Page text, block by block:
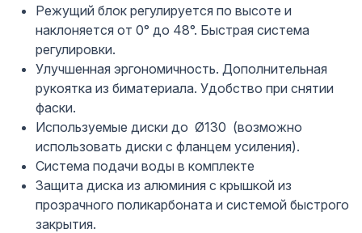
Режущий блок регулируется по высоте и
наклоняется от 0° до 48°. Быстрая система
регулировки.
Улучшенная эргономичность. Дополнительная
рукоятка из биматериала. Удобство при снятии
фаски.
Используемые диски до Ø130 (возможно
использовать диски с фланцем усиления).
Система подачи воды в комплекте
Защита диска из алюминия с крышкой из
прозрачного поликарбоната и системой быстрого
закрытия.